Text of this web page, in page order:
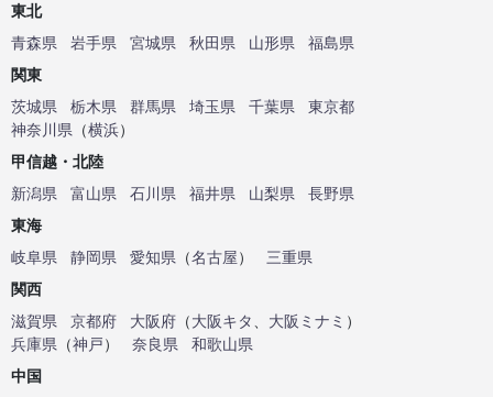
東北
青森県
岩手県 宮城県 秋田県 山形県
福島県
関東
茨城県
栃木県 群馬県 埼玉県 千葉県
東京都
神奈川県 （横浜）
甲信越・北陸
新潟県
富山県 石川県 福井県 山梨県
長野県
東海
岐阜県
静岡県 愛知県 （名古屋）
三重県
関西
滋賀県
京都府 大阪府 （大阪キタ 大阪ミナミ ）
兵庫県 （神戸） 奈良県
和歌山県
中国